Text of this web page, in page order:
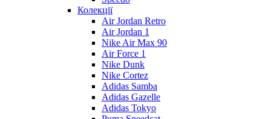
Колекції
Air Jordan Retro
Air Jordan 1
Nike Air Max 90
Air Force 1
Nike Dunk
Nike Cortez
Adidas Samba
Adidas Gazelle
Adidas Tokyo